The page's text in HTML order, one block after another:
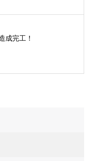
成完工！